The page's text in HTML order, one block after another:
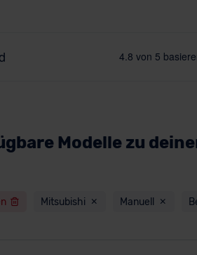
Modelle zu
Mitsubishi Manuell